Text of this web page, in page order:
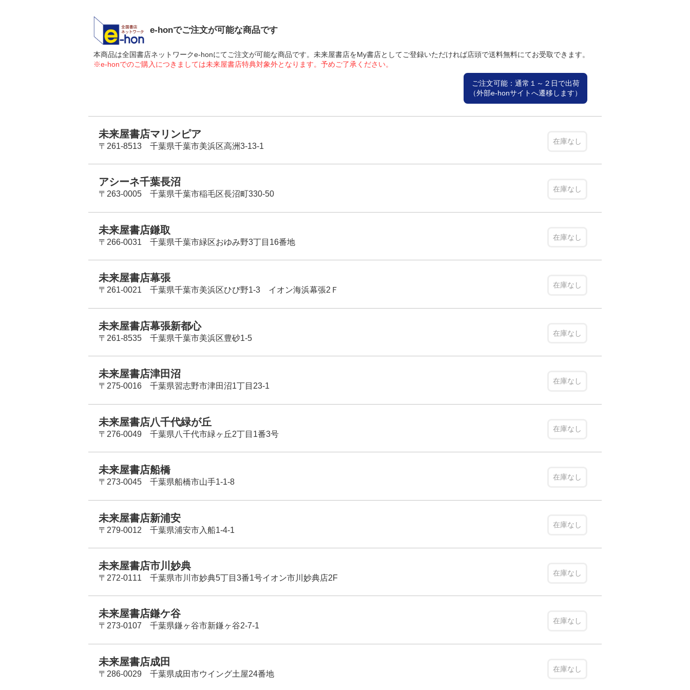
e-honでご注文が可能な商品です
本商品は全国書店ネットワークe-honにてご注文が可能な商品です。未来屋書店をMy書店としてご登録いただければ店頭で送料無料にてお受取できます。
※e-honでのご購入につきましては未来屋書店特典対象外となります。予めご了承ください。
ご注文可能：通常１～２日で出荷
（外部e-honサイトへ遷移します）
未来屋書店マリンピア
〒261-8513 千葉県千葉市美浜区高洲3-13-1
在庫なし
アシーネ千葉長沼
〒263-0005 千葉県千葉市稲毛区長沼町330-50
在庫なし
未来屋書店鎌取
〒266-0031 千葉県千葉市緑区おゆみ野3丁目16番地
在庫なし
未来屋書店幕張
〒261-0021 千葉県千葉市美浜区ひび野1-3 イオン海浜幕張2Ｆ
在庫なし
未来屋書店幕張新都心
〒261-8535 千葉県千葉市美浜区豊砂1-5
在庫なし
未来屋書店津田沼
〒275-0016 千葉県習志野市津田沼1丁目23-1
在庫なし
未来屋書店八千代緑が丘
〒276-0049 千葉県八千代市緑ヶ丘2丁目1番3号
在庫なし
未来屋書店船橋
〒273-0045 千葉県船橋市山手1-1-8
在庫なし
未来屋書店新浦安
〒279-0012 千葉県浦安市入船1-4-1
在庫なし
未来屋書店市川妙典
〒272-0111 千葉県市川市妙典5丁目3番1号イオン市川妙典店2F
在庫なし
未来屋書店鎌ケ谷
〒273-0107 千葉県鎌ヶ谷市新鎌ヶ谷2-7-1
在庫なし
未来屋書店成田
〒286-0029 千葉県成田市ウイング土屋24番地
在庫なし